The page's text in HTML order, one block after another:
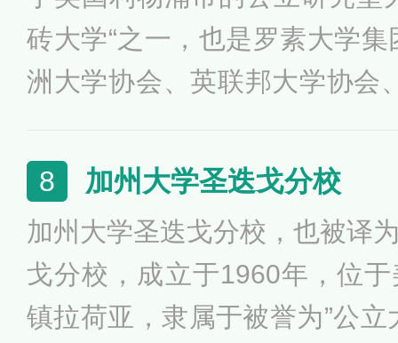
砖大学“之一，也是罗素大学
洲大学协会、英联邦大学协会
学、建筑学和生物化学，其下
B、EQUIS和AMBA三重认证
研究中心 、约翰斯顿实验室等
8 加州大学圣迭戈分校
加州大学圣迭戈分校，也被译
戈分校，成立于1960年，位
镇拉荷亚，隶属于被誉为”公立